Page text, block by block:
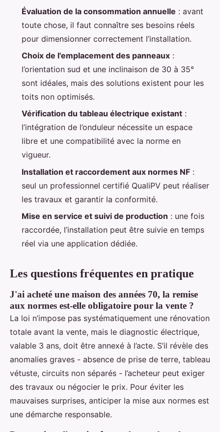
Évaluation de la consommation annuelle : avant
toute chose, il faut connaître ses besoins réels
pour dimensionner correctement l’installation.
Choix de l'emplacement des panneaux :
l’orientation sud et une inclinaison de 30 à 35°
sont idéales, mais des solutions existent pour les
toits non optimisés.
Vérification du tableau électrique existant :
l’intégration de l’onduleur nécessite un espace
libre et une compatibilité avec la norme en
vigueur.
Installation et raccordement aux normes NF :
seul un professionnel certifié QualiPV peut réaliser
les travaux et garantir la conformité.
Mise en service et suivi de production : une fois
raccordée, l’installation peut être suivie en temps
réel via une application dédiée.
Les questions fréquentes en pratique
J'ai acheté une maison des années 70, la remise
aux normes est-elle obligatoire pour la vente ?
La loi n’impose pas systématiquement une rénovation
totale avant la vente, mais le diagnostic électrique,
valable 3 ans, doit être annexé à l’acte. S’il révèle des
anomalies graves - absence de prise de terre, tableau
vétuste, circuits non séparés - l’acheteur peut exiger
des travaux ou négocier le prix. Pour éviter les
mauvaises surprises, anticiper la mise aux normes est
une démarche responsable.